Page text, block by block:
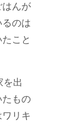
はんが
のは
こと
を出
たもの
リキ